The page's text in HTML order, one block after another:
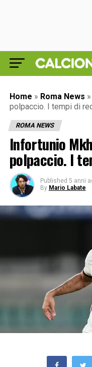
Home » Roma News »
polpaccio. I tempi di
ROMA NEWS
Infortunio
polpaccio. I
Published 5 anni
By Mario Labate